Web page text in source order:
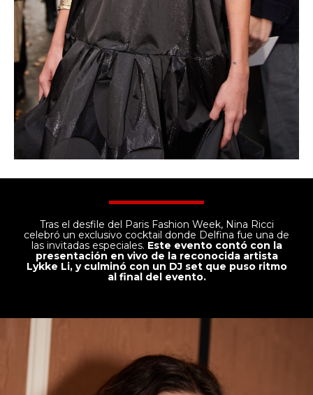
Tras el desfile del Paris Fashion Week, Nina Ricci
celebró un exclusivo cocktail donde Delfina fue una de
las invitadas especiales. Este evento contó con la
presentación en vivo de la reconocida artista
Lykke Li, y culminó con un DJ set que puso ritmo
al final del evento.